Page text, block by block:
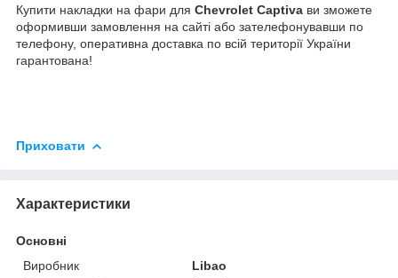
Купити накладки на фари для Chevrolet Captiva ви зможете
оформивши замовлення на сайті або зателефонувавши по
телефону, оперативна доставка по всій території України
гарантована!
Приховати
Характеристики
Основні
Виробник
Libao